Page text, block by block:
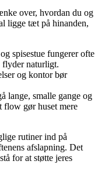
over, hvordan du og
ligge tæt på hinanden,
spisestue fungerer ofte
flyder naturligt.
og kontor bør
lange, smalle gange og
flow gør huset mere
rutiner ind på
afslapning. Det
for at støtte jeres